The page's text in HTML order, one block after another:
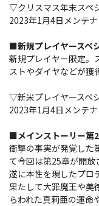
▽クリスマス年末スペ
2023年1月4日メンテ
■新規プレイヤースペ
新規プレイヤー限定。
ストやダイヤなどが獲
▽新米プレイヤースペ
2023年1月4日メンテ
■メインストーリー第
衝撃の事実が発覚した
て今回は第25章が開放
遂に本性を現したプロ
果たして大罪魔王や美
らわれた真莉亜の運命